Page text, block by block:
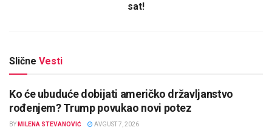
sat!
Slične Vesti
Ko će ubuduće dobijati američko državljanstvo
rođenjem? Trump povukao novi potez
BY MILENA STEVANOVIĆ AVGUST 7, 2026